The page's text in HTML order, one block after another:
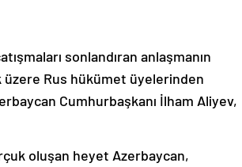
sonlandıran anlaşmanın
Rus hükümet üyelerinden
Cumhurbaşkanı İlham Aliyev,
oluşan heyet Azerbaycan,